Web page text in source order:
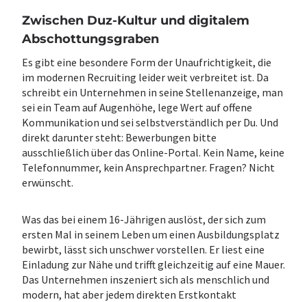
Zwischen Duz-Kultur und digitalem
Abschottungsgraben
Es gibt eine besondere Form der Unaufrichtigkeit, die
im modernen Recruiting leider weit verbreitet ist. Da
schreibt ein Unternehmen in seine Stellenanzeige, man
sei ein Team auf Augenhöhe, lege Wert auf offene
Kommunikation und sei selbstverständlich per Du. Und
direkt darunter steht: Bewerbungen bitte
ausschließlich über das Online-Portal. Kein Name, keine
Telefonnummer, kein Ansprechpartner. Fragen? Nicht
erwünscht.
Was das bei einem 16-Jährigen auslöst, der sich zum
ersten Mal in seinem Leben um einen Ausbildungsplatz
bewirbt, lässt sich unschwer vorstellen. Er liest eine
Einladung zur Nähe und trifft gleichzeitig auf eine Mauer.
Das Unternehmen inszeniert sich als menschlich und
modern, hat aber jedem direkten Erstkontakt